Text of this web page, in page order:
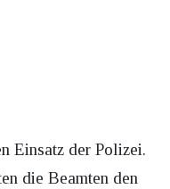
Einsatz der Polizei.
die Beamten den